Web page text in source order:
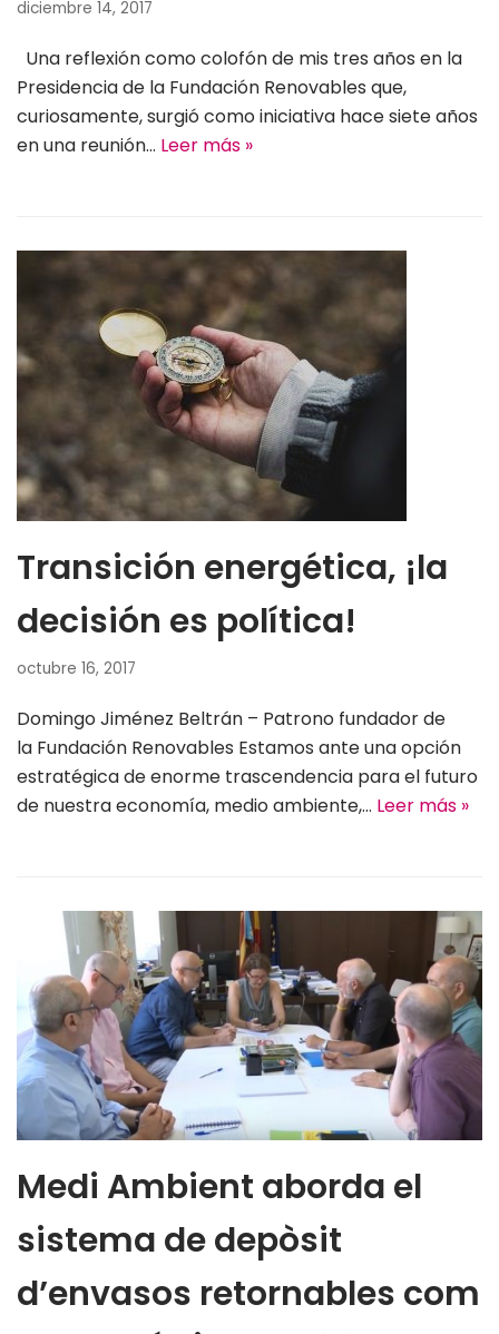
diciembre 14, 2017
Una reflexión como colofón de mis tres años en la
Presidencia de la Fundación Renovables que,
curiosamente, surgió como iniciativa hace siete años
en una reunión… Leer más »
Transición energética, ¡la
decisión es política!
octubre 16, 2017
Domingo Jiménez Beltrán – Patrono fundador de
la Fundación Renovables Estamos ante una opción
estratégica de enorme trascendencia para el futuro
de nuestra economía, medio ambiente,… Leer más »
Medi Ambient aborda el
sistema de depòsit
d’envasos retornables com